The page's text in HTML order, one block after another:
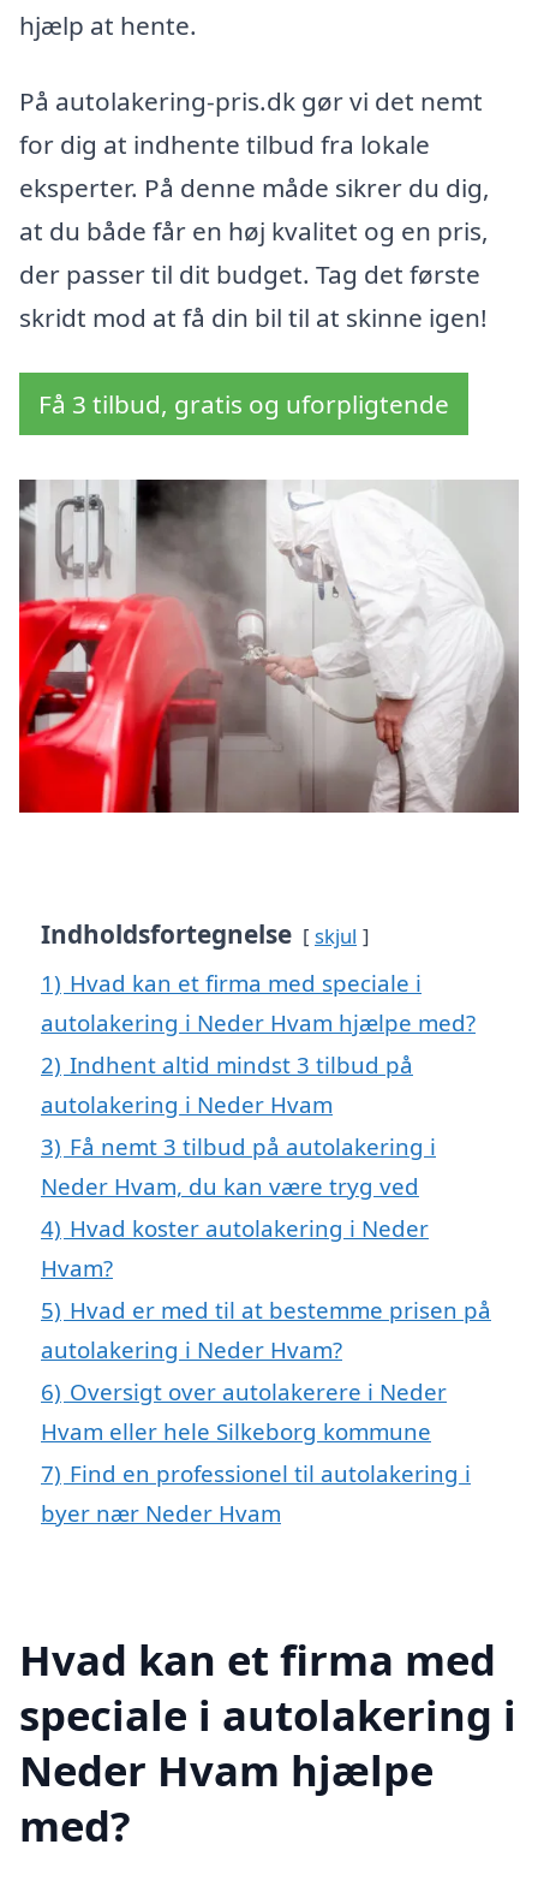
hjælp at hente.
På autolakering-pris.dk gør vi det nemt
for dig at indhente tilbud fra lokale
eksperter. På denne måde sikrer du dig,
at du både får en høj kvalitet og en pris,
der passer til dit budget. Tag det første
skridt mod at få din bil til at skinne igen!
Få 3 tilbud, gratis og uforpligtende
Indholdsfortegnelse skjul
1) Hvad kan et firma med speciale i
autolakering i Neder Hvam hjælpe med?
2) Indhent altid mindst 3 tilbud på
autolakering i Neder Hvam
3) Få nemt 3 tilbud på autolakering i
Neder Hvam, du kan være tryg ved
4) Hvad koster autolakering i Neder
Hvam?
5) Hvad er med til at bestemme prisen på
autolakering i Neder Hvam?
6) Oversigt over autolakerere i Neder
Hvam eller hele Silkeborg kommune
7) Find en professionel til autolakering i
byer nær Neder Hvam
Hvad kan et firma med
speciale i autolakering i
Neder Hvam hjælpe
med?